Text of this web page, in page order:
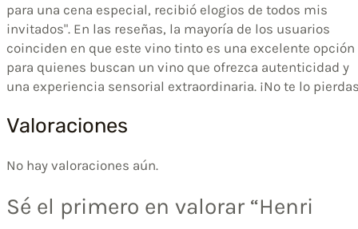
para una cena especial, recibió elogios de todos mis
invitados". En las reseñas, la mayoría de los usuarios
coinciden en que este vino tinto es una excelente opción
para quienes buscan un vino que ofrezca autenticidad y
una experiencia sensorial extraordinaria. ¡No te lo
Valoraciones
No hay valoraciones aún.
Sé el primero en valorar “Henri